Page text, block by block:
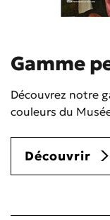
Gamme
Découvrez notre
couleurs du
Découvrir